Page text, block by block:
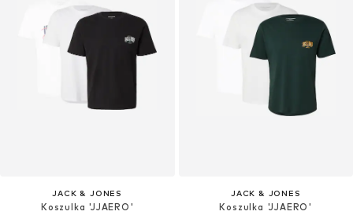
JACK & JONES
Koszulka 'JJAERO'
JACK & JONES
Koszulka 'JJAERO'